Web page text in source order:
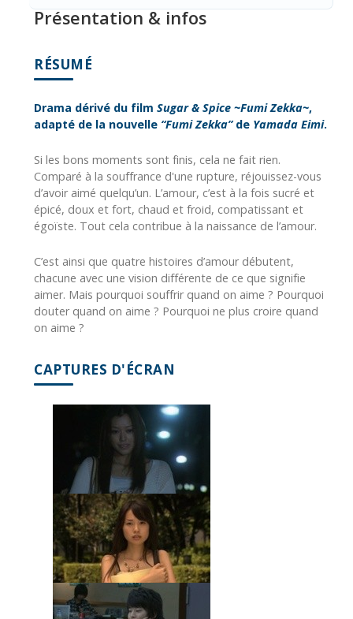
Présentation & infos
RÉSUMÉ
Drama dérivé du film Sugar & Spice ~Fumi Zekka~,
adapté de la nouvelle “Fumi Zekka”de Yamada Eimi.
Si les bons moments sont finis, cela ne fait rien.
Comparé à la souffrance d'une rupture, réjouissez-vous
d’avoir aimé quelqu’un. L’amour, c’est à la fois sucré et
épicé, doux et fort, chaud et froid, compatissant et
égoïste. Tout cela contribue à la naissance de l’amour.
C’est ainsi que quatre histoires d’amour débutent,
chacune avec une vision différente de ce que signifie
aimer. Mais pourquoi souffrir quand on aime ? Pourquoi
douter quand on aime ? Pourquoi ne plus croire quand
on aime ?
CAPTURES D'ÉCRAN